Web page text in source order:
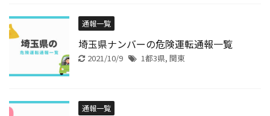
通報一覧
埼玉県ナンバーの危険運転通報一覧
2021/10/9 1都3県, 関東
通報一覧